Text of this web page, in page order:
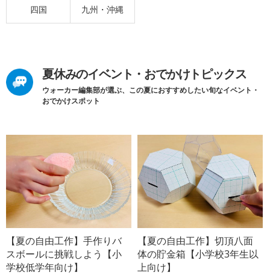
四国 九州・沖縄
夏休みのイベント・おでかけトピックス
ウォーカー編集部が選ぶ、この夏におすすめしたい旬なイベント・
おでかけスポット
【夏の自由工作】手作りバ
スボールに挑戦しよう【小
学校低学年向け】
【夏の自由工作】切頂八面
体の貯金箱【小学校3年生以
上向け】